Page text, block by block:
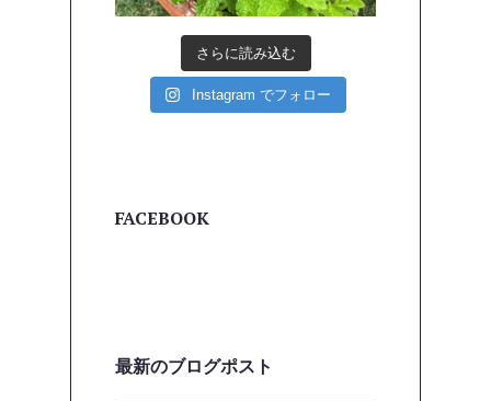
さらに読み込む
Instagram でフォロー
FACEBOOK
最新のブログポスト